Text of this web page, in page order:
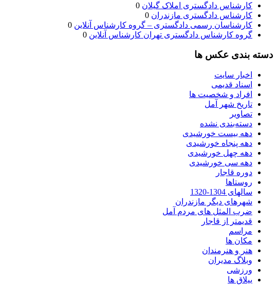
کارشناس دادگستری املاک گیلان
کارشناس دادگستری مازندران
کارشناسان رسمی دادگستری – گروه کارشناس آنلاین
گروه کارشناس دادگستری تهران کارشناس آنلاین
دسته بندی عکس ها
اخبار سایت
اسناد قدیمی
افراد و شخصیت ها
تاریخ شهر آمل
تصاویر
دسته‌بندی نشده
دهه بیست خورشیدی
دهه پنجاه خورشیدی
دهه چهل خورشیدی
دهه سی خورشیدی
دوره قاجار
روستاها
سالهای 1304-1320
شهرهای دیگر مازندران
ضرب المثل های مردم آمل
قدیمتر از قاجار
مراسم
مکان ها
هنر و هنرمندان
وبلاگ مدیران
ورزشی
ییلاق ها